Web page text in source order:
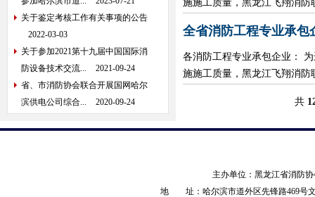
关于鉴定考核工作有关事项的公告
2022-03-03
关于参加2021第十九届中国国际消
防设备技术交流...
2021-09-24
省、市消防协会联合开展国网哈尔
滨供电公司综合...
2020-09-24
施施工质量，黑龙江飞翔消防
全省消防工程专业承包
各消防工程专业承包企业：
施施工质量，黑龙江飞翔消防
共
主办单位：黑龙江省消防
地 址：哈尔滨市道外区先锋路469号